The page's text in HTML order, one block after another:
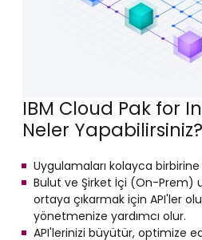
IBM Cloud Pak for
Neler Yapabilirsiniz?
Uygulamaları kolayca
Bulut ve Şirket İçi (On-Prem)
ortaya çıkarmak için API'ler
yönetmenize yardımcı olur.
API'lerinizi büyütür, optimize